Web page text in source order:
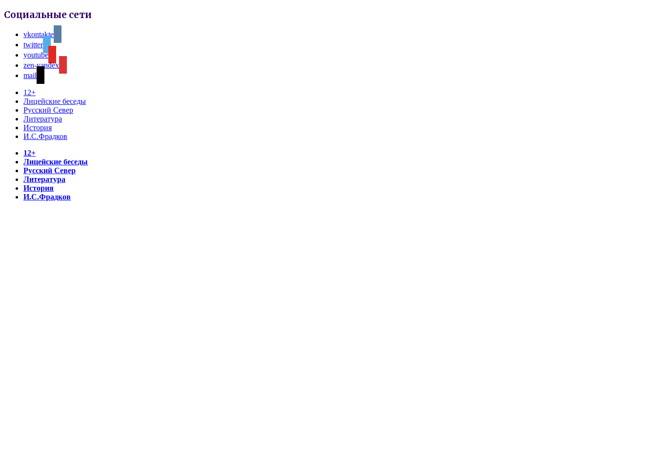
Социальные сети
vkontakte
twitter
youtube
zen-yandex
mail
12+
Лицейские беседы
Русский Север
Литература
История
И.С.Фрадков
12+
Лицейские беседы
Русский Север
Литература
История
И.С.Фрадков